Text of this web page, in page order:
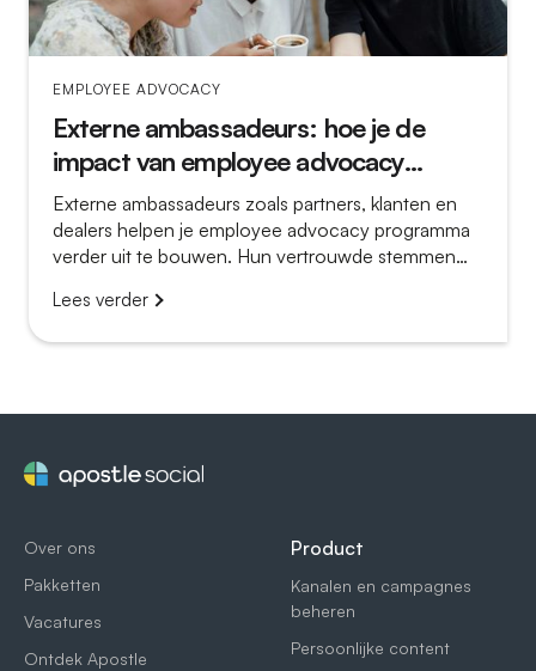
EMPLOYEE ADVOCACY
Externe ambassadeurs: hoe je de
impact van employee advocacy
vergroot
Externe ambassadeurs zoals partners, klanten en
dealers helpen je employee advocacy programma
verder uit te bouwen. Hun vertrouwde stemmen
en meer lokale relevantie.
Lees verder
Over ons
Pakketten
Vacatures
Ontdek Apostle
Product
Kanalen en campagnes
beheren
Persoonlijke content